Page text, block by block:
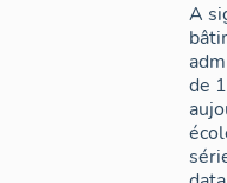
A
de